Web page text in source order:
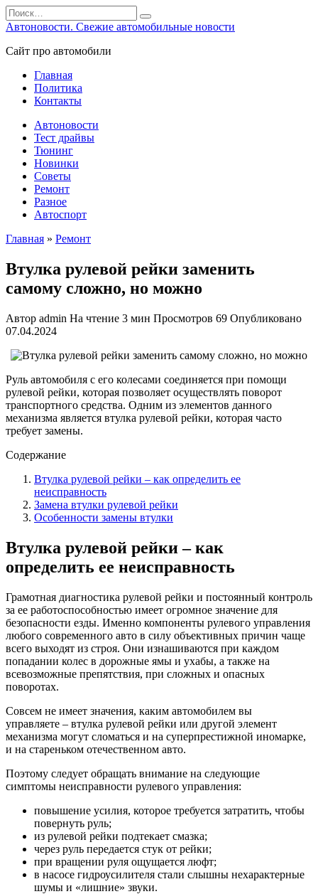
Перейти
к
Search
for:
Автоновости. Свежие автомобильные новости
Сайт про автомобили
Главная
Политика
Контакты
Автоновости
Тест драйвы
Тюнинг
Новинки
Советы
Ремонт
Разное
Автоспорт
Главная » Ремонт
Втулка рулевой рейки заменить
самому сложно, но можно
Автор admin На чтение 3 мин Просмотров 69 Опубликовано
07.04.2024
Руль автомобиля с его колесами соединяется при помощи
рулевой рейки, которая позволяет осуществлять поворот
транспортного средства. Одним из элементов данного
механизма является втулка рулевой рейки, которая часто
требует замены.
Содержание
Втулка рулевой рейки – как определить ее
неисправность
Замена втулки рулевой рейки
Особенности замены втулки
Втулка рулевой рейки – как
определить ее неисправность
Грамотная диагностика рулевой рейки и постоянный контроль
за ее работоспособностью имеет огромное значение для
безопасности езды. Именно компоненты рулевого управления
любого современного авто в силу объективных причин чаще
всего выходят из строя. Они изнашиваются при каждом
попадании колес в дорожные ямы и ухабы, а также на
всевозможные препятствия, при сложных и опасных
поворотах.
Совсем не имеет значения, каким автомобилем вы
управляете – втулка рулевой рейки или другой элемент
механизма могут сломаться и на суперпрестижной иномарке,
и на стареньком отечественном авто.
Поэтому следует обращать внимание на следующие
симптомы неисправности рулевого управления:
повышение усилия, которое требуется затратить, чтобы
повернуть руль;
из рулевой рейки подтекает смазка;
через руль передается стук от рейки;
при вращении руля ощущается люфт;
в насосе гидроусилителя стали слышны нехарактерные
шумы и «лишние» звуки.